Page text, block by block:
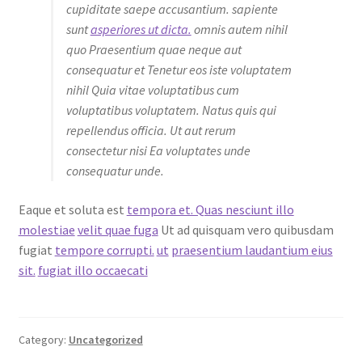
cupiditate saepe accusantium. sapiente
suntasperiores ut dicta. omnis autem nihil
quo Praesentium quae neque aut
consequatur et Tenetur eos iste voluptatem
nihil Quia vitae voluptatibus cum
voluptatibus voluptatem. Natus quis qui
repellendus officia. Ut aut rerum
consectetur nisi Ea voluptates unde
consequatur unde.
Eaque et soluta est tempora et. Quas nesciunt illo
molestiae velit quae fuga Ut ad quisquam vero quibusdam
fugiat tempore corrupti. ut praesentium laudantium eius
sit. fugiat illo occaecati
Category: Uncategorized